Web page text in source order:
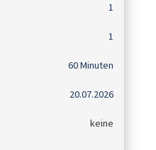
1
1
60 Minuten
20.07.2026
keine